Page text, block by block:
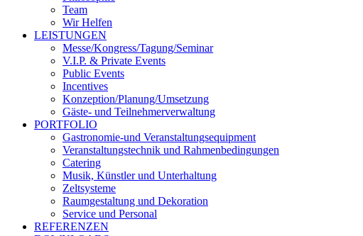
Team
Wir Helfen
LEISTUNGEN
Messe/Kongress/Tagung/Seminar
V.I.P. & Private Events
Public Events
Incentives
Konzeption/Planung/Umsetzung
Gäste- und Teilnehmerverwaltung
PORTFOLIO
Gastronomie-und Veranstaltungsequipment
Veranstaltungstechnik und Rahmenbedingungen
Catering
Musik, Künstler und Unterhaltung
Zeltsysteme
Raumgestaltung und Dekoration
Service und Personal
REFERENZEN